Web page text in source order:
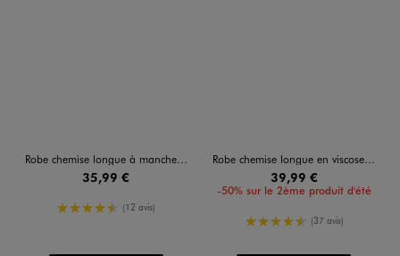
Robe chemise longue à manches longues en viscose fleurie femme
35,99 €
4.5/5 de moyenne
(12 avis)
Robe chemise longue en viscose et lin rayé femme - LuluCastagnette
39,99 €
-50% sur le 2ème produit d'été
4.5/5 de moyenne
(37 avis)